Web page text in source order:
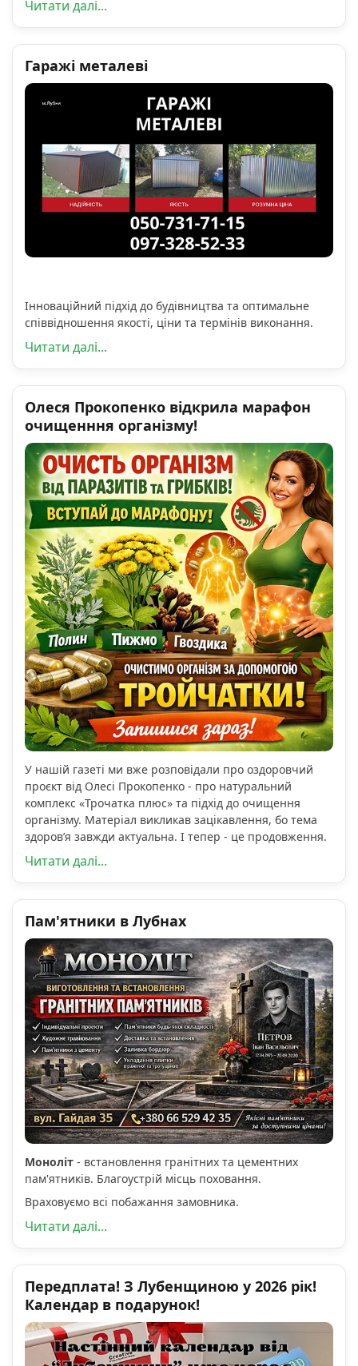
Читати далі...
Гаражі металеві
Інноваційний підхід до будівництва та оптимальне
співвідношення якості, ціни та термінів виконання.
Читати далі...
Олеся Прокопенко відкрила марафон
очищенння організму!
У нашій газеті ми вже розповідали про оздоровчий
проєкт від Олесі Прокопенко - про натуральний
комплекс «Трочатка плюс» та підхід до очищення
організму. Матеріал викликав зацікавлення, бо тема
здоров’я завжди актуальна. І тепер - це продовження.
Читати далі...
Пам'ятники в Лубнах
Моноліт - встановлення гранітних та цементних
пам'ятників. Благоустрій місць поховання.
Враховуємо всі побажання замовника.
Читати далі...
Передплата! З Лубенщиною у 2026 рік!
Календар в подарунок!